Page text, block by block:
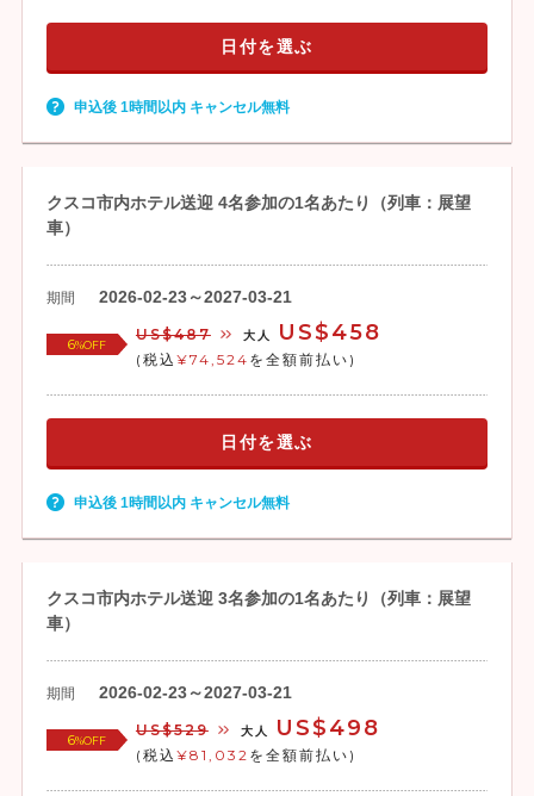
日付を選ぶ
申込後 1時間以内 キャンセル無料
クスコ市内ホテル送迎 4名参加の1名あたり（列車：展望
車）
期間 2026-02-23～2027-03-21
6%OFF
US$487 大人 US$458
(税込 ¥74,524 を全額前払い)
日付を選ぶ
申込後 1時間以内 キャンセル無料
クスコ市内ホテル送迎 3名参加の1名あたり（列車：展望
車）
期間 2026-02-23～2027-03-21
6%OFF
US$529 大人 US$498
(税込 ¥81,032 を全額前払い)